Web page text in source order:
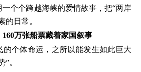
个个跨越海峡的爱情故事，把“两岸
的日常。
160万张船票藏着家国叙事
的个体命运，之所以能发生如此巨大
”。